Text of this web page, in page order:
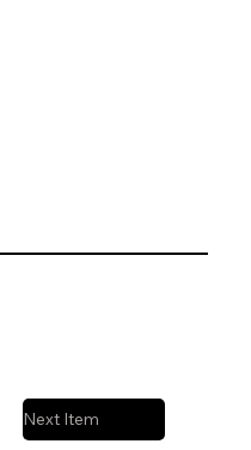
Next Item